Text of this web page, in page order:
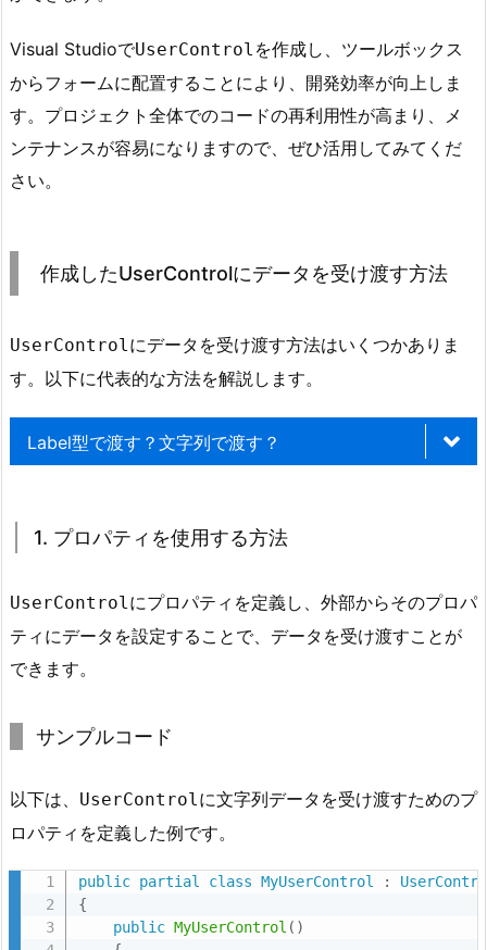
o
n
t
r
ン
イ
す
る
5.
ツ
ル
ッ
ク
に
s
C
n
Visual StudioでUserControl を作成し、ツールボックス
からフォームに配置することにより、開発効率が向上しま
す。プロジェクト全体でのコードの再利用性が高まり、メ
ンテナンスが容易になりますので、ぜひ活用してみてくだ
さい。
作成したUserControlにデータを受け渡す方法
UserControlにデータを受け渡す方法はいくつかありま
す。以下に代表的な方法を解説します。
Label型で渡す？文字列で渡す？
Labelそのものを渡す場合
メソッドやクラスがLabelそのものを受け取ることで、
Labelのプロパティ（例えば、Text、Font、ForeColorな
Labelのプロパティを変更する必要がある場合に便利で
Textプロパティだけを渡す方がシンプルです。この方法
では、Labelの他のプロパティに影響を与えず、テキス
ト情報だけに集中できます。
1. プロパティを使用する方法
UserControl にプロパティを定義し、外部からそのプロパ
ティにデータを設定することで、データを受け渡すことが
できます。
サンプルコード
以下は、 UserControl に文字列データを受け渡すためのプ
ロパティを定義した例です。
public partial class MyUserControl :
{
public MyUserControl ( )